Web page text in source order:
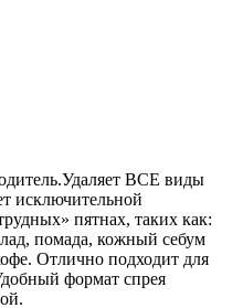
ВСЕ виды
исключительной
пятнах, таких как:
помада, кожный себум
Отлично подходит для
формат спрея